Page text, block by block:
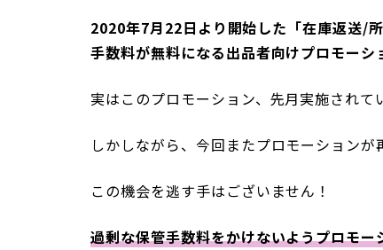
2020年7月22日より開始した「在庫返送/
手数料が無料になる出品者向けプロモーシ
実はこのプロモーション、先月実施され
しかしながら、今回またプロモーションが
この機会を逃す手はございません！
過剰な保管手数料をかけないようプロモ